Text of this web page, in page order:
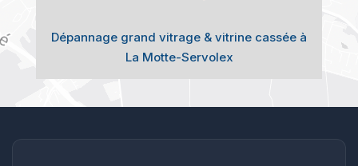
Dépannage grand vitrage & vitrine cassée à
La Motte-Servolex